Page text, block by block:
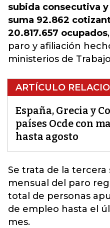
subida consecutiva
suma 92.862
20.817.657 ocupados
paro y afiliación
ministerios de
ARTÍCULO
España, Grecia y
países Ocde con
hasta agosto
Se trata de la
mensual del paro
total de personas
de empleo hasta el
mes.